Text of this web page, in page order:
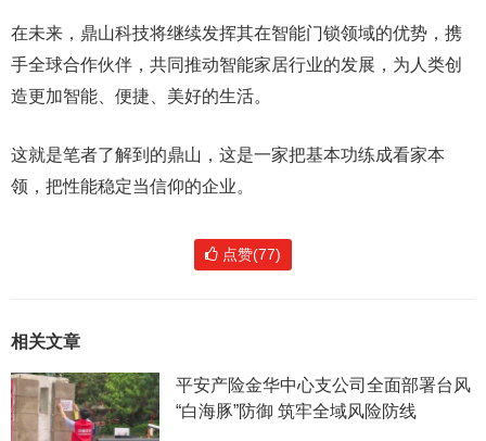
在未来，鼎山科技将继续发挥其在智能门锁领域的优势，携
手全球合作伙伴，共同推动智能家居行业的发展，为人类创
造更加智能、便捷、美好的生活。
这就是笔者了解到的鼎山，这是一家把基本功练成看家本
领，把性能稳定当信仰的企业。
点赞(77)
相关文章
平安产险金华中心支公司全面部署台风
“白海豚”防御 筑牢全域风险防线